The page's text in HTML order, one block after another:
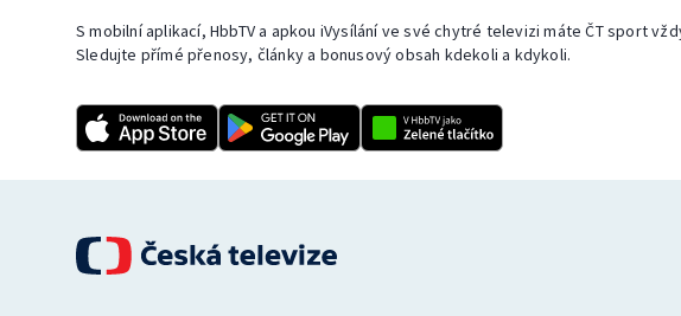
S mobilní aplikací, HbbTV a apkou iVysílání ve své chytré televizi máte ČT sport
Sledujte přímé přenosy, články a bonusový obsah kdekoli a kdykoli.